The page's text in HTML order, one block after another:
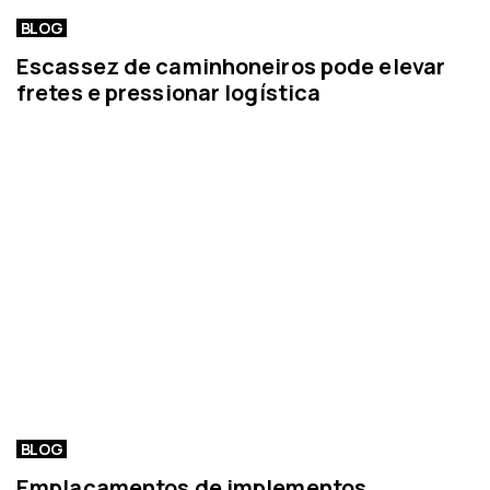
BLOG
Escassez de caminhoneiros pode elevar
fretes e pressionar logística
BLOG